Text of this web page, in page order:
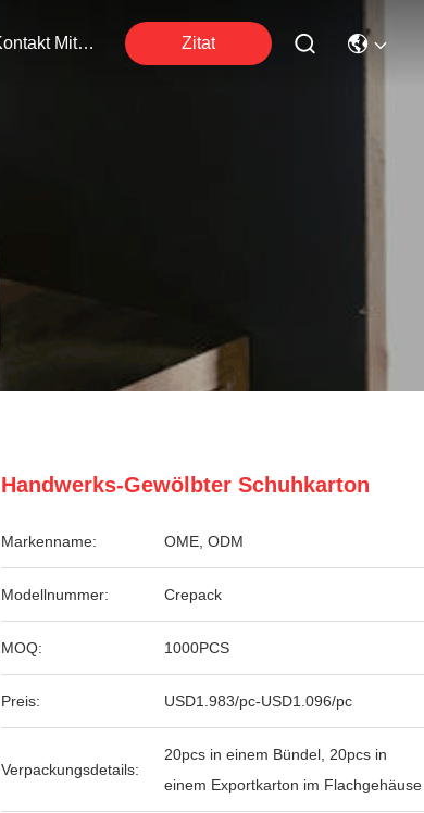
Kontakt Mit Uns Zitat
Handwerks-Gewölbter Schuhkarton
Markenname: OME, ODM
Modellnummer: Crepack
MOQ: 1000PCS
Preis: USD1.983/pc-USD1.096/pc
Verpackungsdetails:
20pcs in einem Bündel, 20pcs in
einem Exportkarton im Flachgehäuse